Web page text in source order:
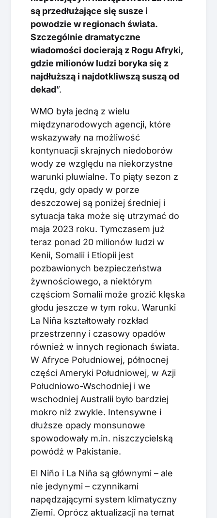
są przedłużające się susze i
powodzie w regionach świata.
Szczególnie dramatyczne
wiadomości docierają z Rogu Afryki,
gdzie milionów ludzi boryka się z
najdłuższą i najdotkliwszą suszą od
dekad”.
WMO była jedną z wielu
międzynarodowych agencji, które
wskazywały na możliwość
kontynuacji skrajnych niedoborów
wody ze względu na niekorzystne
warunki pluwialne. To piąty sezon z
rzędu, gdy opady w porze
deszczowej są poniżej średniej i
sytuacja taka może się utrzymać do
maja 2023 roku. Tymczasem już
teraz ponad 20 milionów ludzi w
Kenii, Somalii i Etiopii jest
pozbawionych bezpieczeństwa
żywnościowego, a niektórym
częściom Somalii może grozić klęska
głodu jeszcze w tym roku. Warunki
La Niña kształtowały rozkład
przestrzenny i czasowy opadów
również w innych regionach świata.
W Afryce Południowej, północnej
części Ameryki Południowej, w Azji
Południowo-Wschodniej i we
wschodniej Australii było bardziej
mokro niż zwykle. Intensywne i
dłuższe opady monsunowe
spowodowały m.in. niszczycielską
powódź w Pakistanie.
El Niño i La Niña są głównymi – ale
nie jedynymi – czynnikami
napędzającymi system klimatyczny
Ziemi. Oprócz aktualizacji na temat